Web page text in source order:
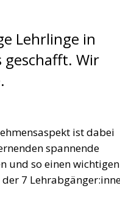
Lehrlinge in
geschafft. Wir
ist dabei
spannende
und so einen wichtigen
7